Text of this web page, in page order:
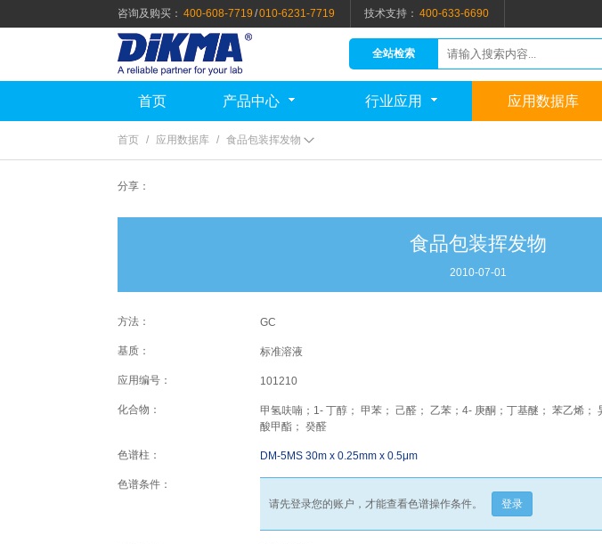
咨询及购买： 400-608-7719 /010-6231-7719 技术支持： 400-633-6690
全站检索
首页 产品中心 行业应用 应用数据库
首页 / 应用数据库 / 食品包装挥发物
分享：
食品包装挥发物
2010-07-01
方法： GC
基质： 标准溶液
应用编号： 101210
化合物：
甲氢呋喃；1- 丁醇； 甲苯； 己醛； 乙苯；4- 庚酮；丁基醚； 苯乙烯；
酸甲酯； 癸醛
色谱柱： DM-5MS 30m x 0.25mm x 0.5μm
色谱条件：
请先登录您的账户，才能查看色谱操作条件。
登录